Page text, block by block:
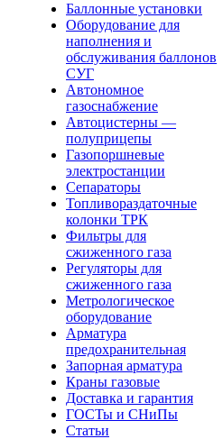
Баллонные установки
Оборудование для
наполнения и
обслуживания баллонов
СУГ
Автономное
газоснабжение
Автоцистерны —
полуприцепы
Газопоршневые
электростанции
Сепараторы
Топливораздаточные
колонки ТРК
Фильтры для
сжиженного газа
Регуляторы для
сжиженного газа
Метрологическое
оборудование
Арматура
предохранительная
Запорная арматура
Краны газовые
Доставка и гарантия
ГОСТы и СНиПы
Статьи